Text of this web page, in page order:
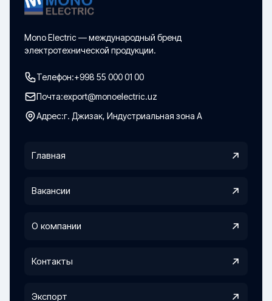
Mono Electric — международный бренд
электротехнической продукции.
Телефон:+998 55 000 01 00
Почта:export@monoelectric.uz
Адрес:г. Джизак, Индустриальная зона А
Главная
Вакансии
О компании
Контакты
Экспорт